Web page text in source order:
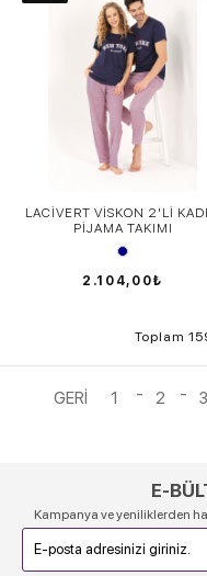
LACİVERT VİSKON 2'Lİ
PİJAMA TAKIMI
2.104,00₺
Toplam
1 2 3
E-
Kampanya ve yeniliklerden